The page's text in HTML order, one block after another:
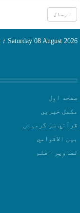
Saturday 08 August 2026 ؛
صفحه اول
مکمل خبریں
قرآني سر گرمياں
بين الاقوامي
تصاوير - فلم